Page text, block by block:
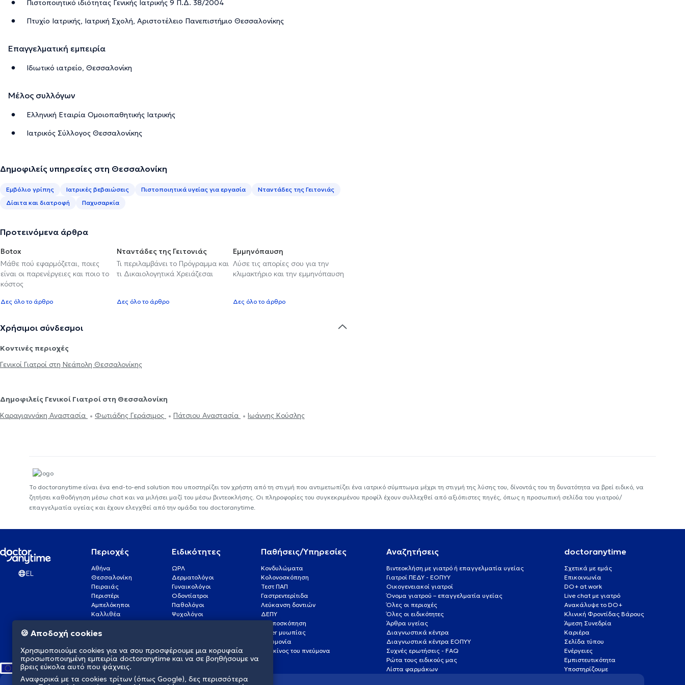
Πιστοποιητικό ιδιότητας Γενικής Ιατρικής 9 Π.Δ. 38/2004
Πτυχίο Ιατρικής, Ιατρική Σχολή, Αριστοτέλειο Πανεπιστήμιο Θεσσαλονίκης
Επαγγελματική εμπειρία
Ιδιωτικό ιατρείο, Θεσσαλονίκη
Μέλος συλλόγων
Ελληνική Εταιρία Ομοιοπαθητικής Ιατρικής
Ιατρικός Σύλλογος Θεσσαλονίκης
Δημοφιλείς υπηρεσίες στη Θεσσαλονίκη
Εμβόλιο γρίπης Ιατρικές βεβαιώσεις Πιστοποιητικά υγείας για εργασία
Νταντάδες της Γειτονιάς
Δίαιτα και διατροφή
Παχυσαρκία
Προτεινόμενα άρθρα
Botox
Μάθε πού εφαρμόζεται, ποιες
είναι οι παρενέργειες και ποιο το
κόστος
Δες όλο το άρθρο
Νταντάδες της Γειτονιάς
Τι περιλαμβάνει το Πρόγραμμα και
τι Δικαιολογητικά Χρειάζεσαι
Δες όλο το άρθρο
Εμμηνόπαυση
Λύσε τις απορίες σου για την
κλιμακτήριο και την εμμηνόπαυση
Δες όλο το άρθρο
Χρήσιμοι σύνδεσμοι
Κοντινές περιοχές
Γενικοί Γιατροί στη Νεάπολη Θεσσαλονίκης
Δημοφιλείς Γενικοί Γιατροί στη Θεσσαλονίκη
Καραγιαννάκη Αναστασία
Φωτιάδης Γεράσιμος Πάτσιου Αναστασία Ιωάννης Κούσλης
Το doctoranytime είναι ένα end-to-end solution που υποστηρίζει τον χρήστη από τη στιγμή που αντιμετωπίζει ένα ιατρικό σύμπτωμα μέχρι τη στιγμή της λύσης του, δίνοντάς του τη δυνατότητα να βρεί ειδικό, να
ζητήσει καθοδήγηση μέσω chat και να μιλήσει μαζί του μέσω βιντεοκλήσης. Οι πληροφορίες του συγκεκριμένου προφίλ έχουν συλλεχθεί από αξιόπιστες πηγές, όπως η προσωπική σελίδα του γιατρού/
επαγγελματία υγείας και έχουν ελεγχθεί από την ομάδα του doctoranytime.
EL
Περιοχές
Αθήνα
Θεσσαλονίκη
Πειραιάς
Περιστέρι
Αμπελόκηποι
Καλλιθέα
Πάτρα
Γλυφάδα
Νέα Σμύρνη
Ειδικότητες
ΩΡΛ
Δερματολόγοι
Γυναικολόγοι
Οδοντίατροι
Παθολόγοι
Ψυχολόγοι
Οφθαλμίατροι
Καρδιολόγοι
Παθήσεις/Υπηρεσίες
Κονδυλώματα
Κολονοσκόπηση
Τεστ ΠΑΠ
Γαστρεντερίτιδα
Λεύκανση δοντιών
ΔΕΠΥ
Κολποσκόπηση
Laser μυωπίας
Πνευμονία
Καρκίνος του πνεύμονα
Αναζητήσεις
Βιντεοκλήση με γιατρό ή επαγγελματία υγείας
Γιατροί ΠΕΔΥ - ΕΟΠΥΥ
Οικογενειακοί γιατροί
Όνομα γιατρού – επαγγελματία υγείας
Όλες οι περιοχές
Όλες οι ειδικότητες
Άρθρα υγείας
Διαγνωστικά κέντρα
Διαγνωστικά κέντρα ΕΟΠΥΥ
Συχνές ερωτήσεις - FAQ
Ρώτα τους ειδικούς μας
Λίστα φαρμάκων
doctoranytime
Σχετικά με εμάς
Επικοινωνία
DO+ at work
Live chat με γιατρό
Ανακάλυψε το DO+
Κλινική Φροντίδας Βάρους
Άμεση Συνεδρία
Καριέρα
Σελίδα τύπου
Ενέργειες
Εμπιστευτικότητα
Υποστηρίζουμε
🍪 Αποδοχή cookies
Χρησιμοποιούμε cookies για να σου προσφέρουμε μια κορυφαία
προσωποποιημένη εμπειρία doctoranytime και να σε βοηθήσουμε να
βρεις εύκολα αυτό που ψάχνεις.
Αναφορικά με τα cookies τρίτων (όπως Google), δες περισσότερα